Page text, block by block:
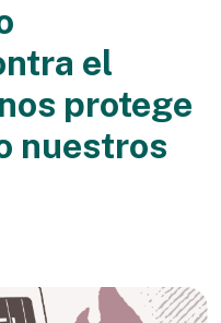
el
protege
nuestros